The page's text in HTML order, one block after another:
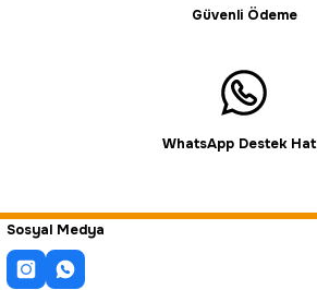
Güvenli Ödeme
WhatsApp Destek
Sosyal Medya